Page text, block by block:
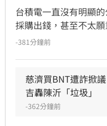
台積電一直沒有明顯
採購出錢，甚至不太
出，慈濟和鴻海、台
不過回頭驗證，慈濟
有角色，但是，慈濟
慈濟內部在BNT的這
濟醫院並沒有被賦予
-381分鐘前
慈濟買BNT遭詐掀
吉轟陳沂「垃圾」
-362分鐘前